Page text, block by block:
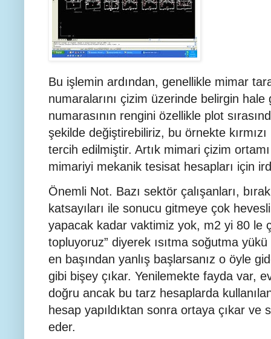
Bu işlemin ardından, genellikle mimar
numaralarını çizim üzerinde belirgin
numarasının rengini özellikle plot
şekilde değiştirebiliriz, bu örnekte
tercih edilmiştir. Artık mimari çizim
mimariyi mekanik tesisat hesapları için
Önemli Not. Bazı sektör çalışanları,
katsayıları ile sonucu gitmeye çok
yapacak kadar vaktimiz yok, m2 yi 80 le
topluyoruz” diyerek ısıtma soğutma
en başından yanlış başlarsanız o öyle
gibi bişey çıkar. Yenilemekte fayda var,
doğru ancak bu tarz hesaplarda
hesap yapıldıktan sonra ortaya çıkar
eder.